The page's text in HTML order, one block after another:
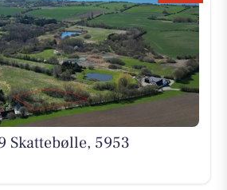
Skattebølle, 5953